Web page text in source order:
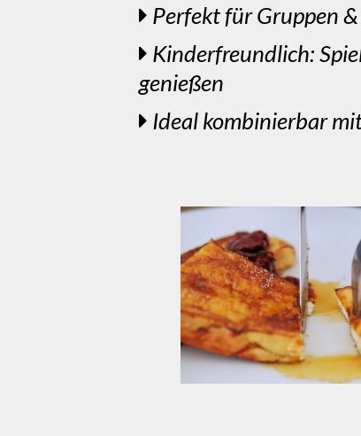
Perfekt für Gruppen
Kinderfreundlich:
genießen
Ideal kombinierbar